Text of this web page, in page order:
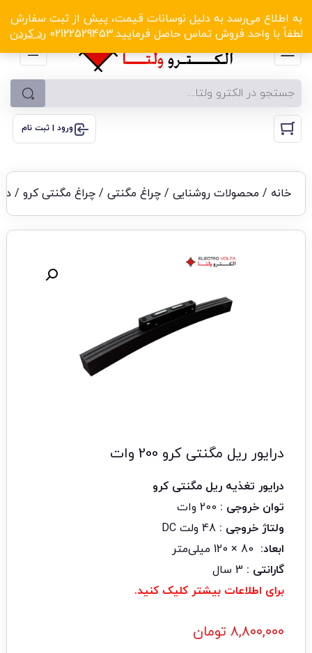
به اطلاع می‌رسد به دلیل نوسانات قیمت، پیش از ثبت سفارش
لطفاً با واحد فروش تماس حاصل فرمایید.02122529453
رد کردن
الکترو ولتا با تخفیف‌های شگفت‌انگیز! کلیک کنید
ورود | ثبت نام
خانه / محصولات روشنایی/ چراغ مگنتی/ چراغ مگنتی کرو/
درایور ریل مگنتی کرو 200 وات
درایور تغذیه ریل مگنتی کرو
توان خروجی :
ولتاژ خروجی :
ابعاد:
گارانتی :
برای اطلاعات بیشتر کلیک کنید.
۸,۸۰۰,۰۰۰ تومان